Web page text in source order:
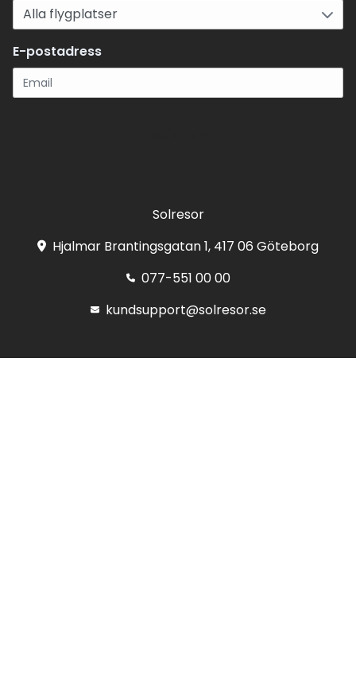
E-postadress
Solresor
Hjalmar Brantingsgatan 1, 417 06 Göteborg
077-551 00 00
kundsupport@solresor.se